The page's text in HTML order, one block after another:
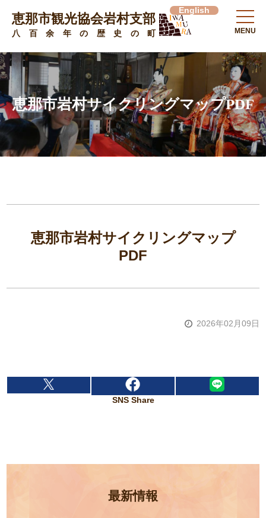
恵那市観光協会岩村支部
八百余年の歴史の町
English
MENU
恵那市岩村サイクリングマップPDF
恵那市岩村サイクリングマップ
PDF
2026年02月09日
SNS Share
最新情報